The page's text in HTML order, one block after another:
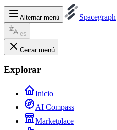
Alternar menú Spacegraph
es
Cerrar menú
Explorar
Inicio
AI Compass
Marketplace